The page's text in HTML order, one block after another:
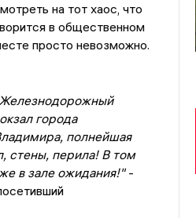
на тот хаос, что
в общественном
просто невозможно.
города
полнейшая
стены, перила! В том
в зале ожидания!"-